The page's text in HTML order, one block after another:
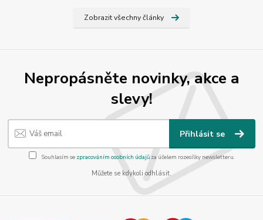
Zobrazit všechny články
Nepropásněte novinky, akce a
slevy!
Přihlásit se
Souhlasím se zpracováním osobních údajůza účelem rozesílky newsletteru.
Můžete se kdykoli odhlásit.